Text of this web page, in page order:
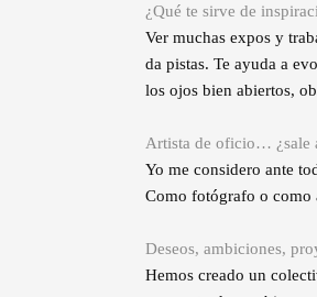
¿Qué te sirve de
Ver muchas expos y
da pistas. Te ayuda a
los ojos bien abiertos,
Artista de oficio… ¿sale
Yo me considero ante
Como fotógrafo o como
Deseos, ambiciones,
Hemos creado un